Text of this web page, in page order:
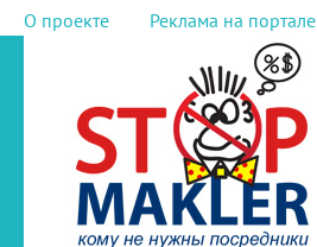
О проекте Реклама на портале